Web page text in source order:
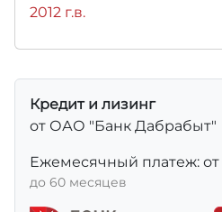
2012 г.в.
Кредит и лизинг
от ОАО "Банк Дабрабыт"
Ежемесячный платеж: от
до 60 месяцев